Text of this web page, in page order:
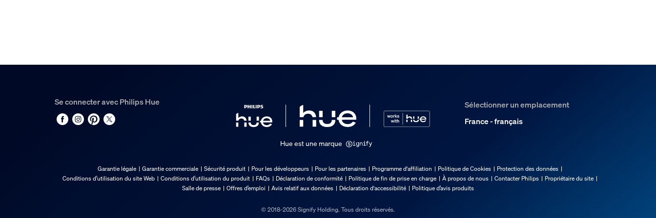
Se connecter avec Philips Hue
Sélectionner un emplacement
France - français
Hue est une marque
Garantie légale Garantie commerciale Sécurité produit Pour les développeurs Pour les partenaires Programme d'affiliation Politique de Cookies
Protection des données
Conditions d’utilisation du site Web
Conditions d’utilisation du produit FAQs Déclaration de conformité Politique de fin de prise en charge À propos de nous Contacter Philips
Propriétaire du site
Salle de presse
Offres d’emploi Avis relatif aux données Déclaration d'accessibilité Politique d’avis produits
© 2018-2026 Signify Holding. Tous droits réservés.